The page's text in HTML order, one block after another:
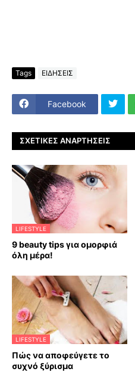
Tags ΕΙΔΗΣΕΙΣ
Facebook
ΣΧΕΤΙΚΈΣ ΑΝΑΡΤΉΣΕΙΣ
LIFESTYLE
9 beauty tips για ομορφιά
όλη μέρα!
LIFESTYLE
Πώς να αποφεύγετε το
συχνό ξύρισμα